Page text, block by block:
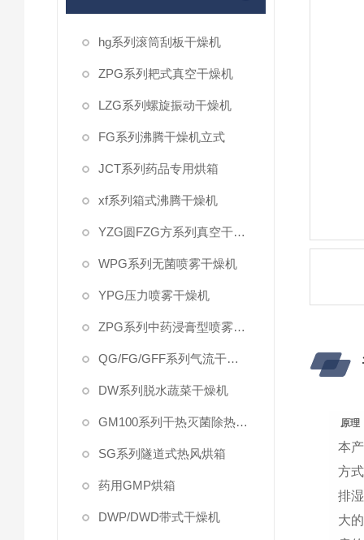
hg系列滚筒刮板干燥机
ZPG系列耙式真空干燥机
LZG系列螺旋振动干燥机
FG系列沸腾干燥机立式
JCT系列药品专用烘箱
xf系列箱式沸腾干燥机
YZG圆FZG方系列真空干燥机
WPG系列无菌喷雾干燥机
YPG压力喷雾干燥机
ZPG系列中药浸膏型喷雾干燥机组
QG/FG/GFF系列气流干燥机
DW系列脱水蔬菜干燥机
GM100系列干热灭菌除热源柜
SG系列隧道式热风烘箱
药用GMP烘箱
DWP/DWD带式干燥机
原理
本
方
排
大